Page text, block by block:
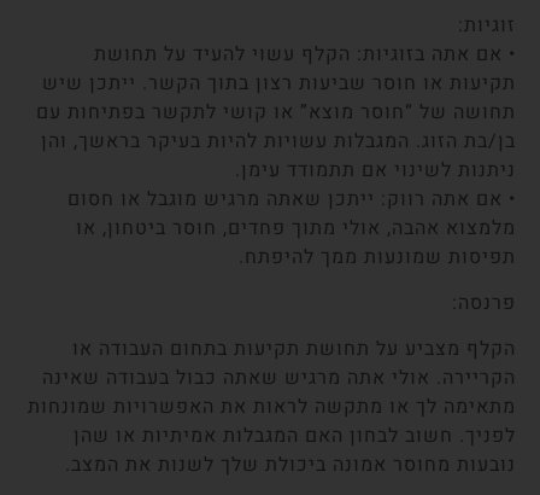
זוגיות:
• אם אתה בזוגיות: הקלף עשוי להעיד על תחושת
תקיעות או חוסר שביעות רצון בתוך הקשר. ייתכן שיש
תחושה של “חוסר מוצא” או קושי לתקשר בפתיחות עם
בן/בת הזוג. המגבלות עשויות להיות בעיקר בראשך, והן
ניתנות לשינוי אם תתמודד עימן.
• אם אתה רווק: ייתכן שאתה מרגיש מוגבל או חסום
מלמצוא אהבה, אולי מתוך פחדים, חוסר ביטחון, או
תפיסות שמונעות ממך להיפתח.
פרנסה:
הקלף מצביע על תחושת תקיעות בתחום העבודה או
הקריירה. אולי אתה מרגיש שאתה כבול בעבודה שאינה
מתאימה לך או מתקשה לראות את האפשרויות שמונחות
לפניך. חשוב לבחון האם המגבלות אמיתיות או שהן
נובעות מחוסר אמונה ביכולת שלך לשנות את המצב.